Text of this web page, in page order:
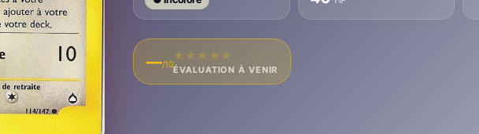
—/10
★ ★ ★ ★ ★
ÉVALUATION À VENIR